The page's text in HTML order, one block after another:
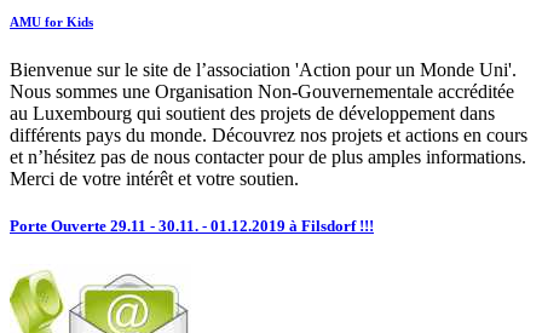
AMU for Kids
Bienvenue sur le site de l’association 'Action pour un Monde Uni'.
Nous sommes une Organisation Non-Gouvernementale accréditée
au Luxembourg qui soutient des projets de développement dans
différents pays du monde. Découvrez nos projets et actions en cours
et n’hésitez pas de nous contacter pour de plus amples informations.
Merci de votre intérêt et votre soutien.
Porte Ouverte 29.11 - 30.11. - 01.12.2019 à Filsdorf !!!